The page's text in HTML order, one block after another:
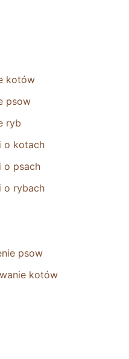
kotów
psow
ryb
o kotach
o psach
o rybach
psow
kotów